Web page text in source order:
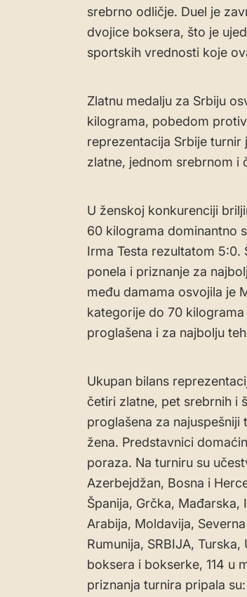
srebrno odličje. Duel je
dvojice boksera, što je
sportskih vrednosti koje
Zlatnu medalju za Srbiju
kilograma, pobedom
reprezentacija Srbije turnir
zlatne, jednom srebrnom i
U ženskoj konkurenciji
60 kilograma dominantno
Irma Testa rezultatom 5:0.
ponela i priznanje za
među damama osvojila je
kategorije do 70
proglašena i za najbolju
Ukupan bilans
četiri zlatne, pet srebrnih i
proglašena za
žena. Predstavnici
poraza. Na turniru su
Azerbejdžan, Bosna i
Španija, Grčka, Mađarska,
Arabija, Moldavija,
Rumunija, SRBIJA,
boksera i bokserke, 114 u
priznanja turnira pripala